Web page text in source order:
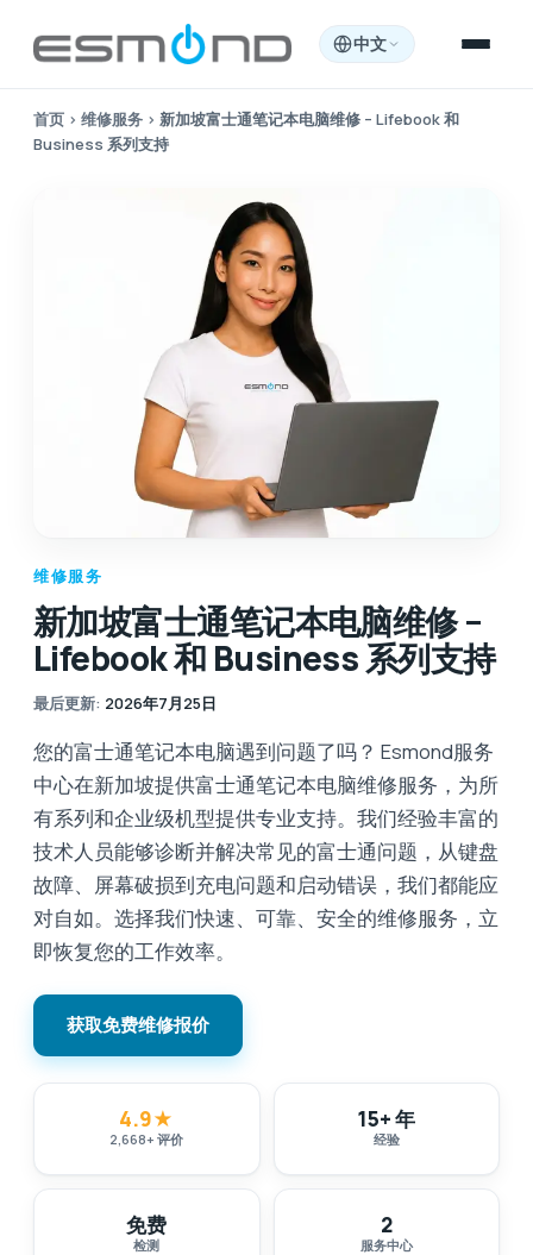
中文
首页 › 维修服务 › 新加坡富士通笔记本电脑维修 – Lifebook 和
Business 系列支持
维修服务
新加坡富士通笔记本电脑维修 –
Lifebook 和 Business 系列支持
最后更新: 2026年7月25日
您的富士通笔记本电脑遇到问题了吗？ Esmond服务
中心在新加坡提供富士通笔记本电脑维修服务，为所
有系列和企业级机型提供专业支持。我们经验丰富的
技术人员能够诊断并解决常见的富士通问题，从键盘
故障、屏幕破损到充电问题和启动错误，我们都能应
对自如。选择我们快速、可靠、安全的维修服务，立
即恢复您的工作效率。
获取免费维修报价
4.9★
2,668+评价
15+ 年
经验
免费
检测
2
服务中心